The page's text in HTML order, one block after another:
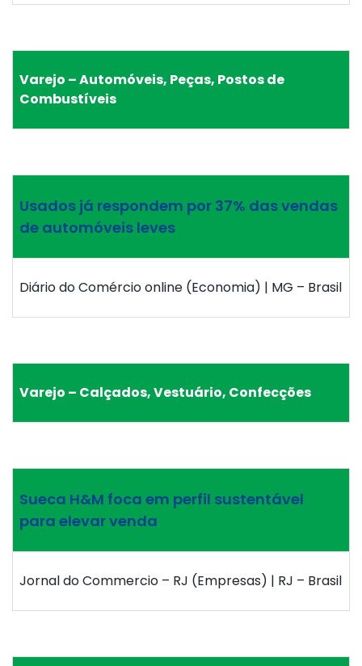
Varejo – Automóveis, Peças, Postos de
Combustíveis
Usados já respondem por 37% das vendas
de automóveis leves
Diário do Comércio online (Economia) | MG – Brasil
Varejo – Calçados, Vestuário, Confecções
Sueca H&M foca em perfil sustentável
para elevar venda
Jornal do Commercio – RJ (Empresas) | RJ – Brasil